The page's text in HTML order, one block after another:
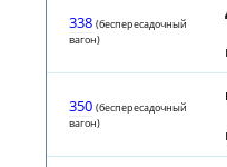
338 (беспересадочный
вагон)
350 (беспересадочный
вагон)